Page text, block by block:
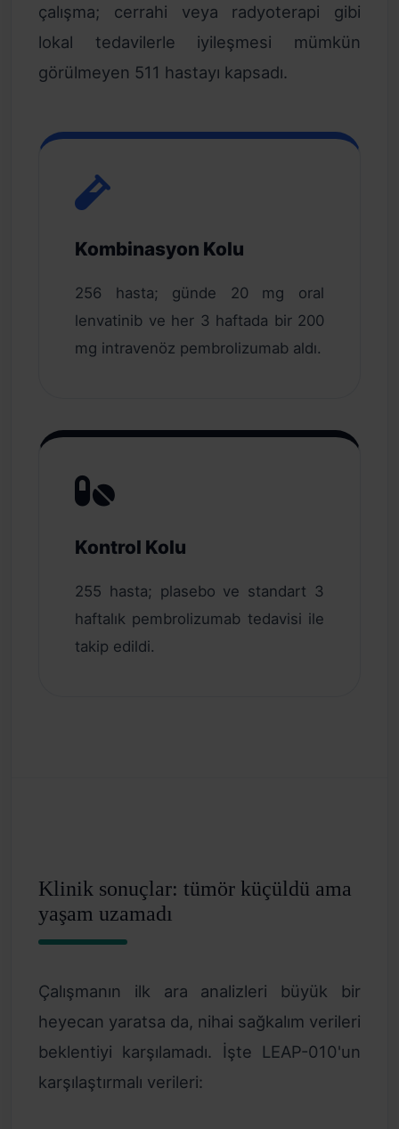
çalışma; cerrahi veya radyoterapi gibi
lokal tedavilerle iyileşmesi mümkün
görülmeyen 511 hastayı kapsadı.
Kombinasyon Kolu
256 hasta; günde 20 mg oral
lenvatinib ve her 3 haftada bir 200
mg intravenöz pembrolizumab aldı.
Kontrol Kolu
255 hasta; plasebo ve standart 3
haftalık pembrolizumab tedavisi ile
takip edildi.
Klinik sonuçlar: tümör küçüldü ama
yaşam uzamadı
Çalışmanın ilk ara analizleri büyük bir
heyecan yaratsa da, nihai sağkalım verileri
beklentiyi karşılamadı. İşte LEAP-010'un
karşılaştırmalı verileri: